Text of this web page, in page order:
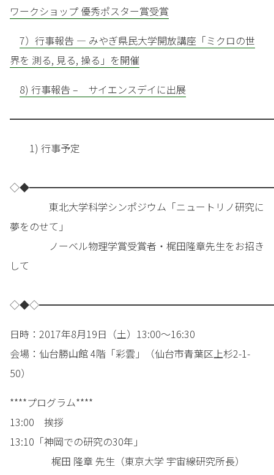
ワークショップ 優秀ポスター賞受賞
7）行事報告 — みやぎ県民大学開放講座「ミクロの世
界を 測る, 見る, 操る」を開催
8) 行事報告 – サイエンスデイに出展
1) 行事予定
東北大学科学シンポジウム「ニュートリノ研究に
夢をのせて」
ノーベル物理学賞受賞者・梶田隆章先生をお招き
して
日時：2017年8月19日（土）13:00～16:30
会場：仙台勝山館 4階「彩雲」（仙台市青葉区上杉2-1-
50）
****プログラム****
13:00 挨拶
13:10「神岡での研究の30年」
梶田 隆章 先生（東京大学 宇宙線研究所長）